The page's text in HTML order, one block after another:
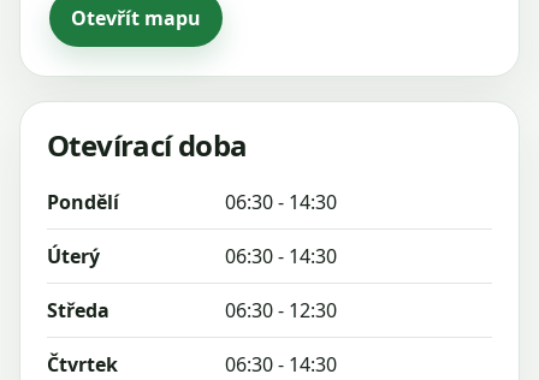
Otevřít mapu
Otevírací doba
Pondělí 06:30 - 14:30
Úterý 06:30 - 14:30
Středa 06:30 - 12:30
Čtvrtek 06:30 - 14:30